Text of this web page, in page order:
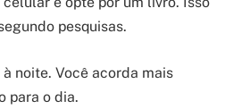
pesquisas.
noite. Você acorda mais
para o dia.